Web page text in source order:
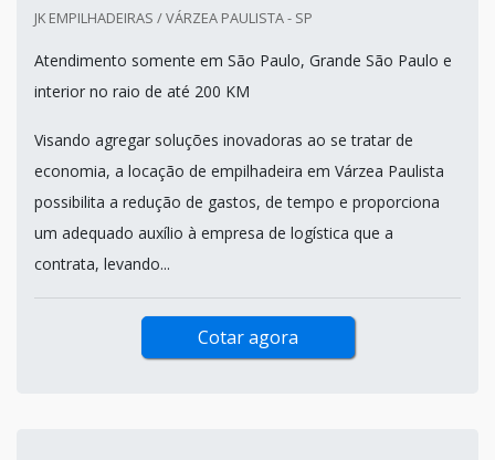
JK EMPILHADEIRAS / VÁRZEA PAULISTA - SP
Atendimento somente em São Paulo, Grande São Paulo e
interior no raio de até 200 KM
Visando agregar soluções inovadoras ao se tratar de
economia, a locação de empilhadeira em Várzea Paulista
possibilita a redução de gastos, de tempo e proporciona
um adequado auxílio à empresa de logística que a
contrata, levando...
Cotar agora